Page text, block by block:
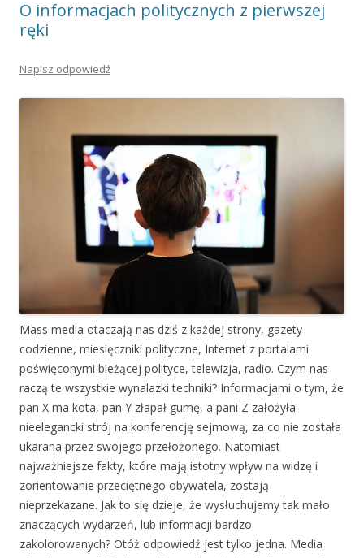
O informacjach politycznych z pierwszej
ręki
Napisz odpowiedź
Mass media otaczają nas dziś z każdej strony, gazety
codzienne, miesięczniki polityczne, Internet z portalami
poświęconymi bieżącej polityce, telewizja, radio. Czym nas
raczą te wszystkie wynalazki techniki? Informacjami o tym, że
pan X ma kota, pan Y złapał gumę, a pani Z założyła
nieelegancki strój na konferencję sejmową, za co nie została
ukarana przez swojego przełożonego. Natomiast
najważniejsze fakty, które mają istotny wpływ na widzę i
zorientowanie przeciętnego obywatela, zostają
nieprzekazane. Jak to się dzieje, że wysłuchujemy tak mało
znaczących wydarzeń, lub informacji bardzo
zakolorowanych? Otóż odpowiedź jest tylko jedna. Media